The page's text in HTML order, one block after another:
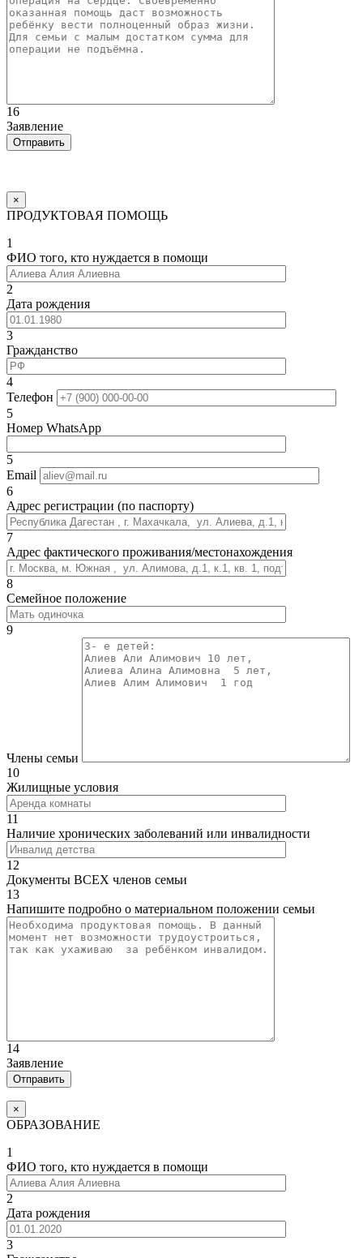
16
Заявление
×
ПРОДУКТОВАЯ ПОМОЩЬ
1
ФИО того, кто нуждается в помощи
2
Дата рождения
3
Гражданство
4
Телефон
5
Номер WhatsApp
5
Email
6
Адрес регистрации (по паспорту)
7
Адрес фактического проживания/местонахождения
8
Семейное положение
9
Члены семьи
10
Жилищные условия
11
Наличие хронических заболеваний или инвалидности
12
Документы ВСЕХ членов семьи
13
Напишите подробно о материальном положении семьи
14
Заявление
×
ОБРАЗОВАНИЕ
1
ФИО того, кто нуждается в помощи
2
Дата рождения
3